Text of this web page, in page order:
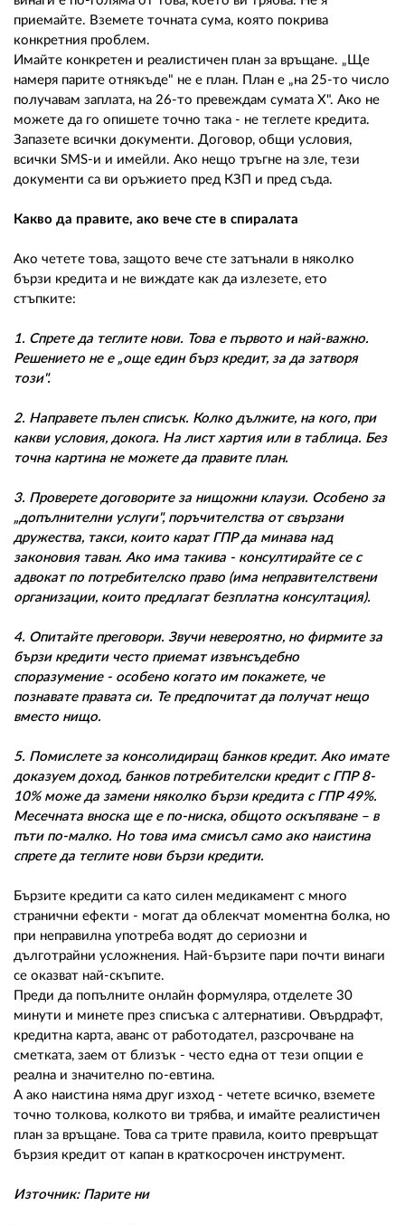
приемайте. Вземете точната сума, която покрива
конкретния проблем.
Имайте конкретен и реалистичен план за връщане. „Ще
намеря парите отнякъде" не е план. План е „на 25-то число
получавам заплата, на 26-то превеждам сумата X". Ако не
можете да го опишете точно така - не теглете кредита.
Запазете всички документи. Договор, общи условия,
всички SMS-и и имейли. Ако нещо тръгне на зле, тези
документи са ви оръжието пред КЗП и пред съда.
Какво да правите, ако вече сте в спиралата
Ако четете това, защото вече сте затънали в няколко
бързи кредита и не виждате как да излезете, ето
стъпките:
1. Спрете да теглите нови. Това е първото и най-важно.
Решението не е „още един бърз кредит, за да затворя
този".
2. Направете пълен списък. Колко дължите, на кого, при
какви условия, докога. На лист хартия или в таблица. Без
точна картина не можете да правите план.
3. Проверете договорите за нищожни клаузи. Особено за
„допълнителни услуги", поръчителства от свързани
дружества, такси, които карат ГПР да минава над
законовия таван. Ако има такива - консултирайте се с
адвокат по потребителско право (има неправителствени
организации, които предлагат безплатна консултация).
4. Опитайте преговори. Звучи невероятно, но фирмите за
бързи кредити често приемат извънсъдебно
споразумение - особено когато им покажете, че
познавате правата си. Те предпочитат да получат нещо
вместо нищо.
5. Помислете за консолидиращ банков кредит. Ако имате
доказуем доход, банков потребителски кредит с ГПР 8-
10% може да замени няколко бързи кредита с ГПР 49%.
Месечната вноска ще е по-ниска, общото оскъпяване – в
пъти по-малко. Но това има смисъл само ако наистина
спрете да теглите нови бързи кредити.
Бързите кредити са като силен медикамент с много
странични ефекти - могат да облекчат моментна болка, но
при неправилна употреба водят до сериозни и
дълготрайни усложнения. Най-бързите пари почти винаги
се оказват най-скъпите.
Преди да попълните онлайн формуляра, отделете 30
минути и минете през списъка с алтернативи. Овърдрафт,
кредитна карта, аванс от работодател, разсрочване на
сметката, заем от близък - често една от тези опции е
реална и значително по-евтина.
А ако наистина няма друг изход - четете всичко, вземете
точно толкова, колкото ви трябва, и имайте реалистичен
план за връщане. Това са трите правила, които превръщат
бързия кредит от капан в краткосрочен инструмент.
Източник: Парите ни